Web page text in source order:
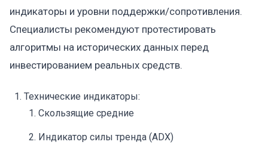
индикаторы и уровни поддержки/сопротивления.
Специалисты рекомендуют протестировать
алгоритмы на исторических данных перед
инвестированием реальных средств.
Технические индикаторы:
Скользящие средние
Индикатор силы тренда (ADX)